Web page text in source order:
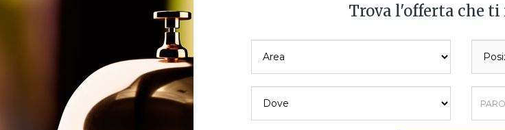
Trova l'offerta che ti